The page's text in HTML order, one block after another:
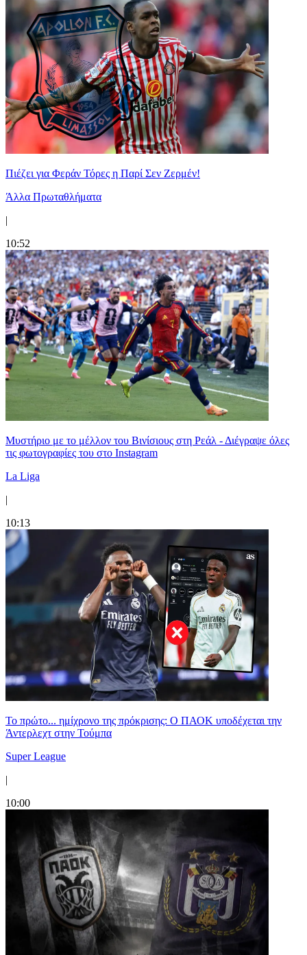
Πιέζει για Φεράν Τόρες η Παρί Σεν Ζερμέν!
Άλλα Πρωταθλήματα
|
10:52
Μυστήριο με το μέλλον του Βινίσιους στη Ρεάλ - Διέγραψε όλες
τις φωτογραφίες του στο Instagram
La Liga
|
10:13
Το πρώτο... ημίχρονο της πρόκρισης: Ο ΠΑΟΚ υποδέχεται την
Άντερλεχτ στην Τούμπα
Super League
|
10:00